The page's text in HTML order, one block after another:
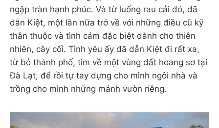
ngập tràn hạnh phúc. Và từ luống rau cải đó, đã
dẫn Kiệt, một lần nữa trở về với những điều cũ kỹ
thân thuộc và tình cảm đặc biệt dành cho thiên
nhiên, cây cối. Tình yêu ấy đã dẫn Kiệt đi rất xa,
từ bỏ thành phố, tìm về một vùng đất hoang sơ tại
Đà Lạt, để rồi tự tay dựng cho mình ngôi nhà và
trồng cho mình những mảnh vườn riêng.